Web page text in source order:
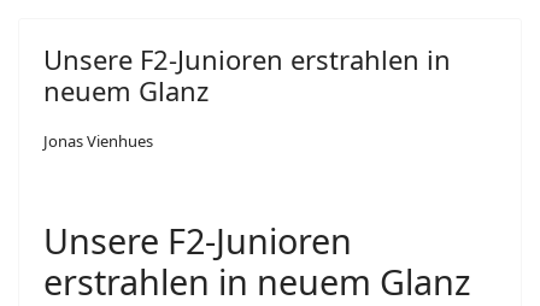
Unsere F2-Junioren erstrahlen in
neuem Glanz
Jonas Vienhues
Unsere F2-Junioren
erstrahlen in neuem Glanz